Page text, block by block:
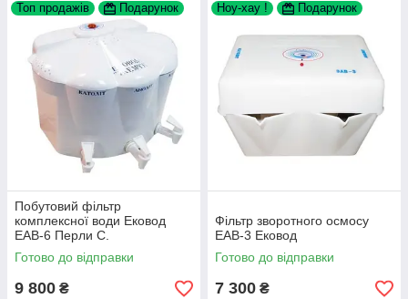
Топ продажів Подарунок
Побутовий фільтр
комплексної води Ековод
ЕАВ-6 Перли С.
Готово до відправки
9 800 ₴
Ноу-хау ! Подарунок
Фільтр зворотного осмосу
ЕАВ-3 Ековод
Готово до відправки
7 300 ₴